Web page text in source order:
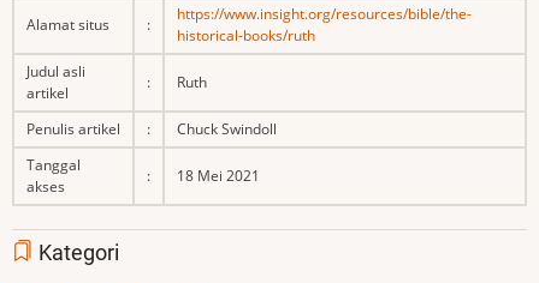
Alamat situs :
https://www.insight.org/resources/bible/the-
historical-books/ruth
Judul asli
artikel
: Ruth
Penulis artikel :
Chuck Swindoll
Tanggal
akses
: 18 Mei 2021
Kategori